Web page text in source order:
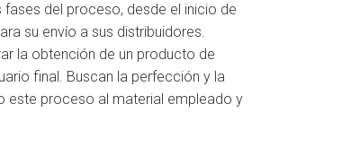
del proceso, desde el inicio de
su envío a sus distribuidores.
la obtención de un producto de
final. Buscan la perfección y la
este proceso al material empleado y